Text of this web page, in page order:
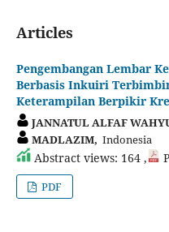
Articles
Pengembangan Lembar
Berbasis Inkuiri
Keterampilan Berpikir
JANNATUL ALFAF
MADLAZIM, Indonesia
Abstract views: 164 ,
PDF